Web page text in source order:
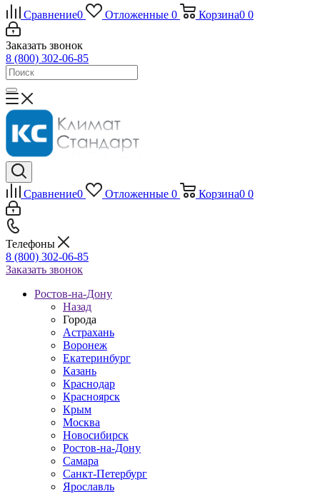
Сравнение0 Отложенные 0 Корзина0 0
Заказать звонок
8 (800) 302-06-85
Сравнение0 Отложенные 0 Корзина0 0
Телефоны
8 (800) 302-06-85
Заказать звонок
Ростов-на-Дону
Назад
Города
Астрахань
Воронеж
Екатеринбург
Казань
Краснодар
Красноярск
Крым
Москва
Новосибирск
Ростов-на-Дону
Самара
Санкт-Петербург
Ярославль